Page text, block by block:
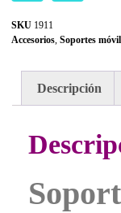
SKU 1911
Accesorios, Soportes
Descripción